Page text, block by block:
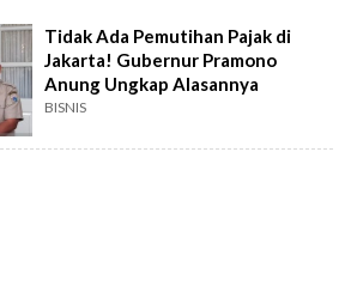
Tidak Ada Pemutihan Pajak di
Jakarta! Gubernur Pramono
Anung Ungkap Alasannya
BISNIS